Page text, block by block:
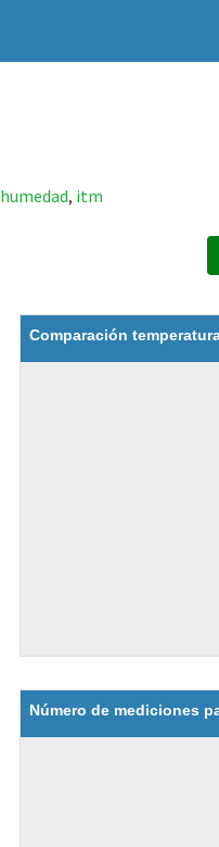
humedad, itm
Comparación